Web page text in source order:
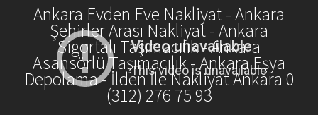
Ankara Evden Eve Nakliyat - Ankara
Şehirler Arası Nakliyat - Ankara
Sigortalı Taşımacılık - Ankara
Asansörlü Taşımacılık - Ankara Eşya
Depolama - İlden İle Nakliyat Ankara 0
(312) 276 75 93